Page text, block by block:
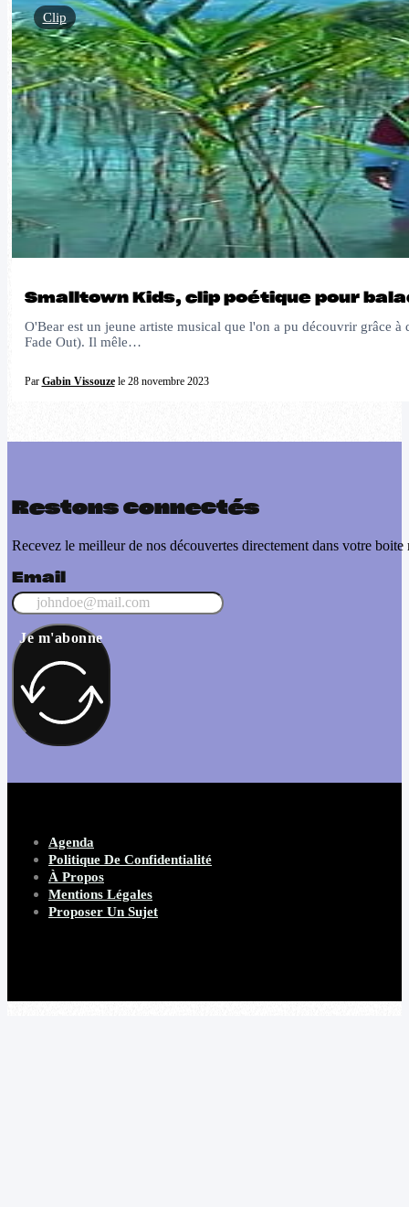
Smalltown Kids, clip poétique pour
O'Bear est un jeune artiste musical que l'on a pu découvrir grâce
Fade Out). Il mêle…
Par Gabin Vissouzele 28 novembre 2023
Clip
Restons connectés
Recevez le meilleur de nos découvertes directement dans votre boite
Email
Je m'abonne
Agenda
Politique De Confidentialité
À Propos
Mentions Légales
Proposer Un Sujet